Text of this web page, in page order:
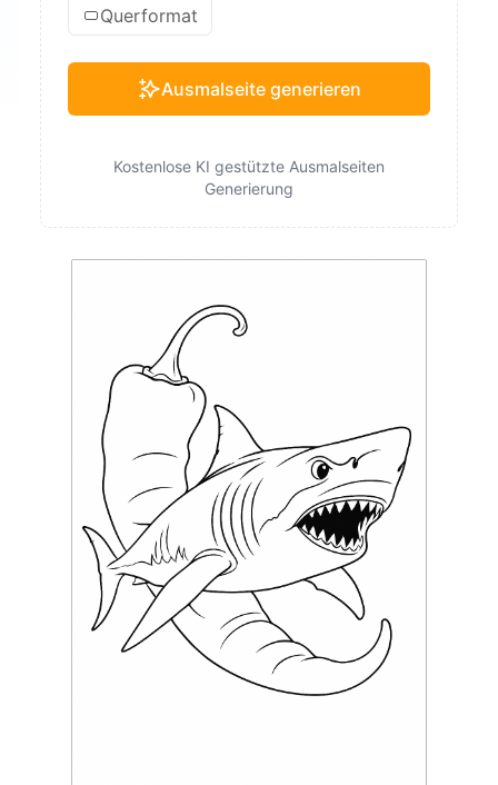
Querformat
Ausmalseite generieren
Kostenlose KI gestützte Ausmalseiten
Generierung